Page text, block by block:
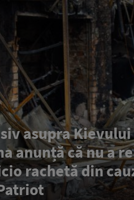
asupra
anunță că nu a
rachetă din